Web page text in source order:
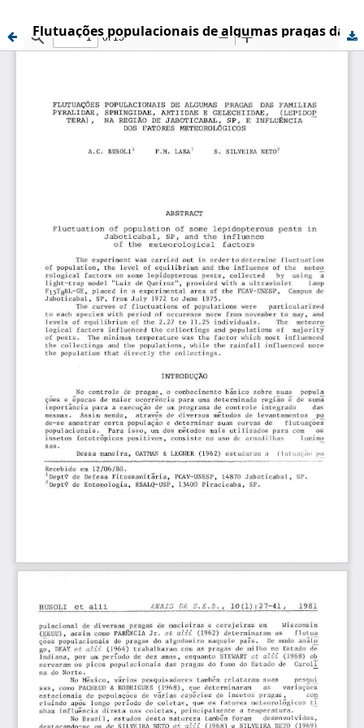
Flutuações populacionais de algumas pragas das familias Pyralidae, Sphingidae, Artiidae e Gelechiidae, (Lepidoptera), na região de Jaboticabal , SP, e influência dos fatores meteorológicos